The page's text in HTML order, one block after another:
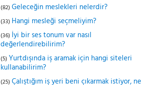
(82) Geleceğin meslekleri nelerdir?
(33) Hangi mesleği seçmeliyim?
(36) İyi bir ses tonum var nasıl
değerlendirebilirim?
(5) Yurtdışında iş aramak için hangi siteleri
kullanabilirim?
(25) Çalıştığım iş yeri beni çıkarmak istiyor, ne